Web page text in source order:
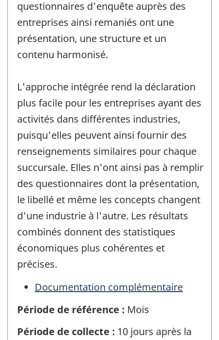
questionnaires d'enquête auprès des
entreprises ainsi remaniés ont une
présentation, une structure et un
contenu harmonisé.
L'approche intégrée rend la déclaration
plus facile pour les entreprises ayant des
activités dans différentes industries,
puisqu'elles peuvent ainsi fournir des
renseignements similaires pour chaque
succursale. Elles n'ont ainsi pas à remplir
des questionnaires dont la présentation,
le libellé et même les concepts changent
d'une industrie à l'autre. Les résultats
combinés donnent des statistiques
économiques plus cohérentes et
précises.
Documentation complémentaire
Période de référence : Mois
Période de collecte : 10 jours après la